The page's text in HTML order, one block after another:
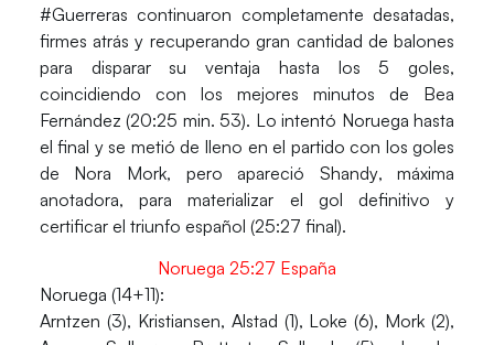
#Guerreras continuaron completamente desatadas,
firmes atrás y recuperando gran cantidad de balones
para disparar su ventaja hasta los 5 goles,
coincidiendo con los mejores minutos de Bea
Fernández (20:25 min. 53). Lo intentó Noruega hasta
el final y se metió de lleno en el partido con los goles
de Nora Mork, pero apareció Shandy, máxima
anotadora, para materializar el gol definitivo y
certificar el triunfo español (25:27 final).
Noruega 25:27 España
Noruega (14+11):
Arntzen (3), Kristiansen, Alstad (1), Loke (6), Mork (2),